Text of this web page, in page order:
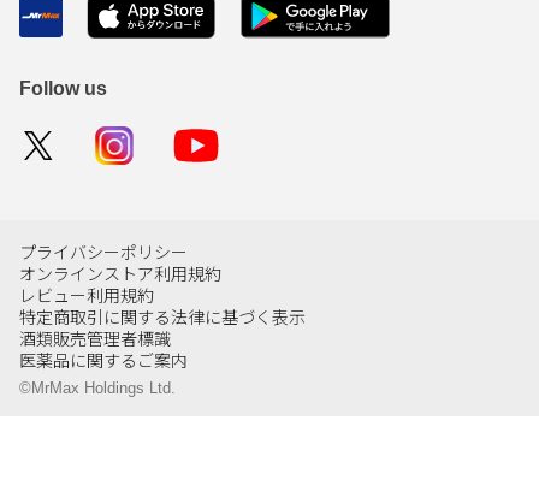
Follow us
プライバシーポリシー
オンラインストア利用規約
レビュー利用規約
特定商取引に関する法律に基づく表示
酒類販売管理者標識
医薬品に関するご案内
©MrMax Holdings Ltd.